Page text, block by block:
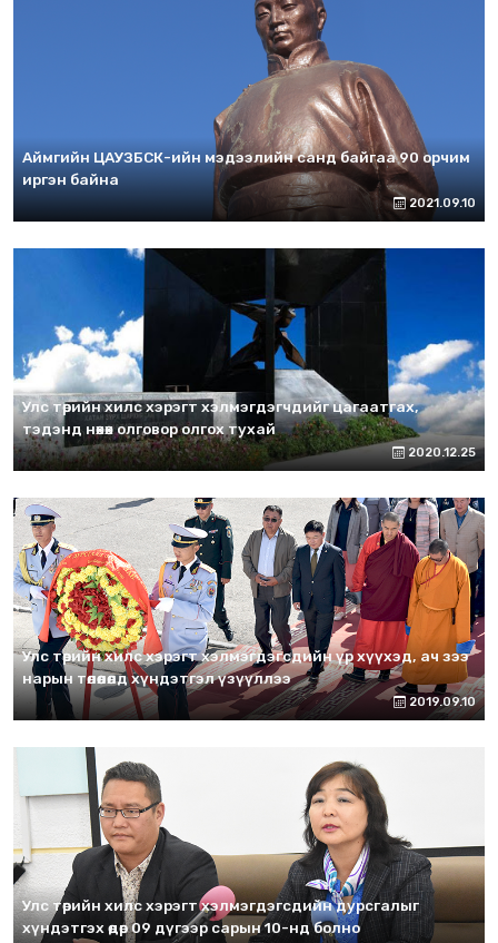
Аймгийн ЦАУЗБСК-ийн мэдээлийн санд байгаа 90 орчим
иргэн байна
2021.09.10
Улс төрийн хилс хэрэгт хэлмэгдэгчдийг цагаатгах,
тэдэнд нөхөх олговор олгох тухай
2020.12.25
Улс төрийн хилс хэрэгт хэлмэгдэгсдийн үр хүүхэд, ач зээ
нарын төлөөлөлд хүндэтгэл үзүүллээ
2019.09.10
Улс төрийн хилс хэрэгт хэлмэгдэгсдийн дурсгалыг
хүндэтгэх өдөр 09 дүгээр сарын 10-нд болно